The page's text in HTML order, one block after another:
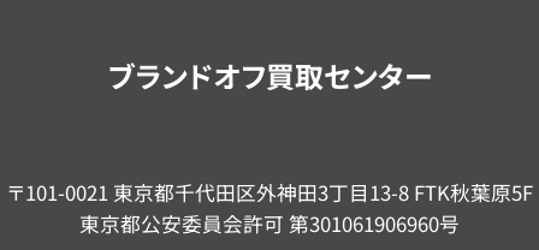
ブランドオフ買取センター
〒101-0021 東京都千代田区外神田3丁目13-8 FTK秋葉原5F
東京都公安委員会許可 第301061906960号